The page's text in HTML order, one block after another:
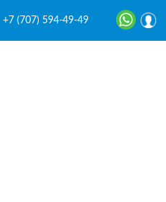
+7 (707) 594-49-49